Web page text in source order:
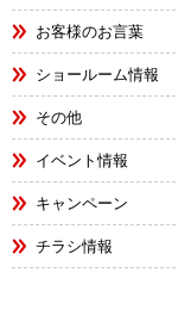
お客様のお言葉
ショールーム情報
その他
イベント情報
キャンペーン
チラシ情報